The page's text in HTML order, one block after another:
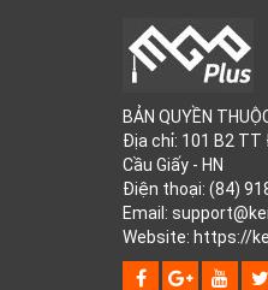
BẢN QUYỀN
Địa chỉ: 101 B2 TT
Cầu Giấy - HN
Điện thoại: (84)
Email:
Website: https://